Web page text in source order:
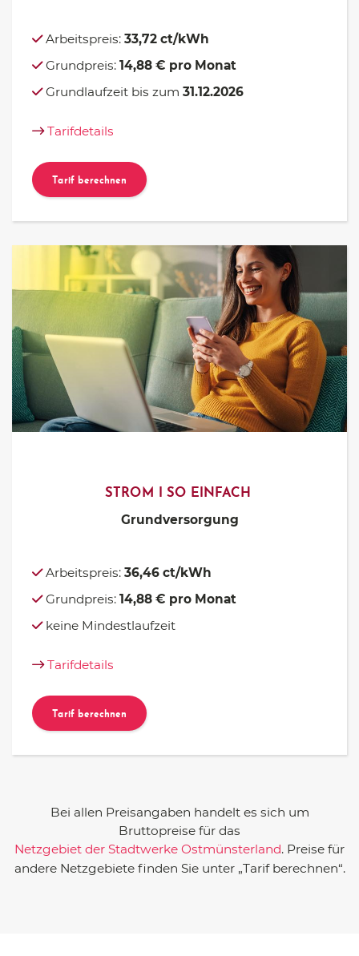
Arbeitspreis: 33,72 ct/kWh
Grundpreis: 14,88 € pro Monat
Grundlaufzeit bis zum 31.12.2026
Tarifdetails
Tarif berechnen
STROM I SO EINFACH
Grundversorgung
Arbeitspreis: 36,46 ct/kWh
Grundpreis: 14,88 € pro Monat
keine Mindestlaufzeit
Tarifdetails
Tarif berechnen
Bei allen Preisangaben handelt es sich um
Bruttopreise für das
Netzgebiet der Stadtwerke Ostmünsterland. Preise für
andere Netzgebiete finden Sie unter „Tarif berechnen“.